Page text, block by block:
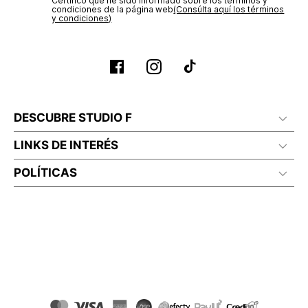
No planchar con vapor
condiciones de la página web‎(Consúlta aquí los términos
y condiciones)
DESCUBRE STUDIO F
LINKS DE INTERÉS
POLÍTICAS